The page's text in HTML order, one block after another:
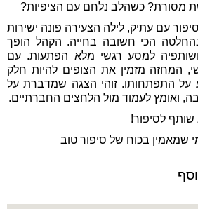
מסורת? כשהלב נלחם עם הציפיות?
עם עתיק, לילה הצעירה פונה ישירות
הכי חשובה בחייה. הקהל הופך
ושותפיה למסע רגשי מלא הפתעות. עם
המחזה מזמין את הצופים להיות חלק
על התפתחותו. זוהי הצגה שמדברת על
ואומץ לעמוד מול הלחצים החברתיים.
לסיפור!